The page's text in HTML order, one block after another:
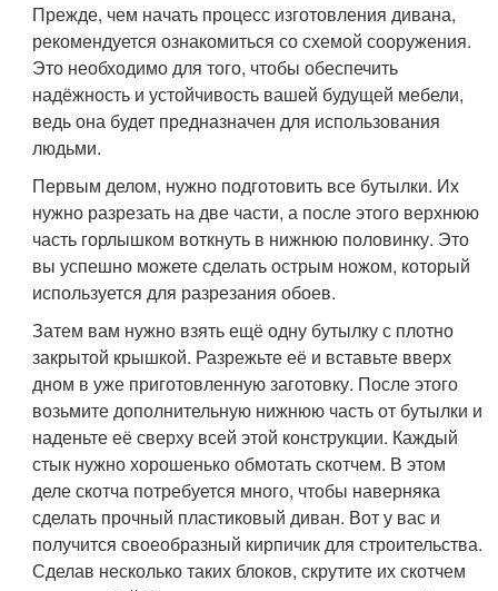
Прежде, чем начать процесс изготовления дивана,
рекомендуется ознакомиться со схемой сооружения.
Это необходимо для того, чтобы обеспечить
надёжность и устойчивость вашей будущей мебели,
ведь она будет предназначен для использования
людьми.
Первым делом, нужно подготовить все бутылки. Их
нужно разрезать на две части, а после этого верхнюю
часть горлышком воткнуть в нижнюю половинку. Это
вы успешно можете сделать острым ножом, который
используется для разрезания обоев.
Затем вам нужно взять ещё одну бутылку с плотно
закрытой крышкой. Разрежьте её и вставьте вверх
дном в уже приготовленную заготовку. После этого
возьмите дополнительную нижнюю часть от бутылки и
наденьте её сверху всей этой конструкции. Каждый
стык нужно хорошенько обмотать скотчем. В этом
деле скотча потребуется много, чтобы наверняка
сделать прочный пластиковый диван. Вот у вас и
получится своеобразный кирпичик для строительства.
Сделав несколько таких блоков, скрутите их скотчем